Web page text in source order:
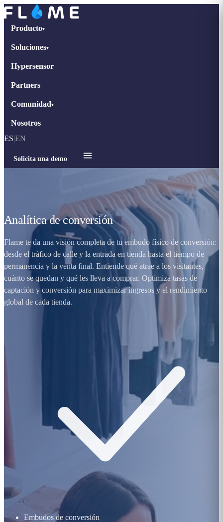
Producto▾
Soluciones▾
Hypersensor
Partners
Comunidad▾
Nosotros
ES|EN
Solicita una demo
Analítica de conversión
Flame te da una visión completa de tu embudo físico de conversión:
desde el tráfico de calle y la entrada en tienda hasta el tiempo de
permanencia y la venta final. Entiende qué atrae a los visitantes,
cuánto se quedan y qué les lleva a comprar. Optimiza tasas de
captación y conversión para maximizar ingresos y el rendimiento
global de cada tienda.
Embudos de conversión